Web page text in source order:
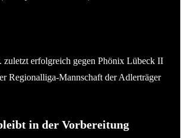
zuletzt erfolgreich gegen Phönix Lübeck II
Regionalliga-Mannschaft der Adlerträger
in der Vorbereitung